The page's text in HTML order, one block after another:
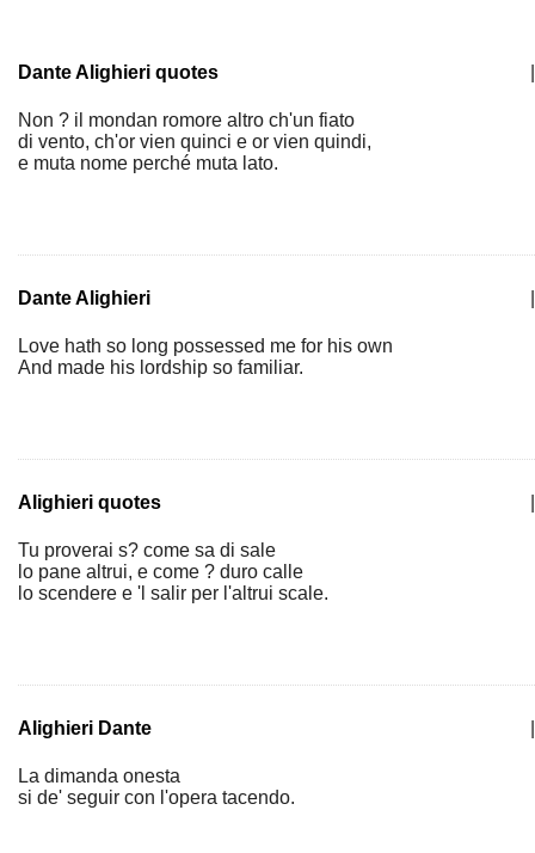
Dante Alighieri quotes
Non ? il mondan romore altro ch'un fiato
di vento, ch'or vien quinci e or vien quindi,
e muta nome perché muta lato.
Dante Alighieri
Love hath so long possessed me for his own
And made his lordship so familiar.
Alighieri quotes
Tu proverai s? come sa di sale
lo pane altrui, e come ? duro calle
lo scendere e 'l salir per l'altrui scale.
Alighieri Dante
La dimanda onesta
si de' seguir con l'opera tacendo.